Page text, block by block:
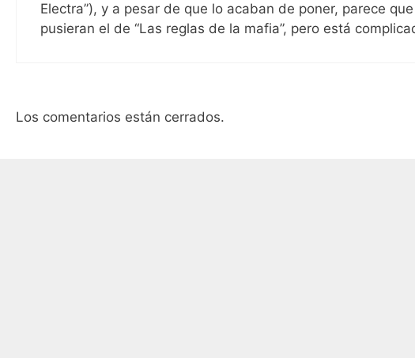
Electra”), y a pesar de que lo acaban de poner, parece
pusieran el de “Las reglas de la mafia”, pero está
Los comentarios están cerrados.